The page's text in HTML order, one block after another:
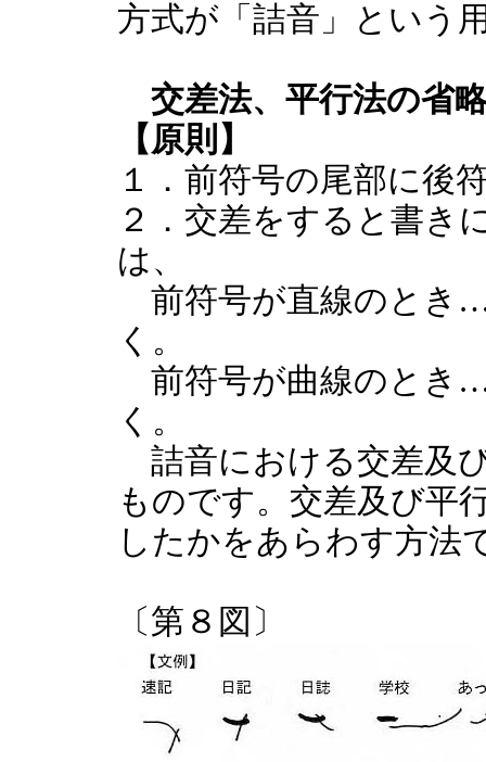
方式が「詰音」という
交差法、平行法の省
【原則】
１．前符号の尾部に後
２．交差をすると書き
は、
前符号が直線のとき
く。
前符号が曲線のとき
く。
詰音における交差及
ものです。交差及び平
したかをあらわす方法
〔第８図〕